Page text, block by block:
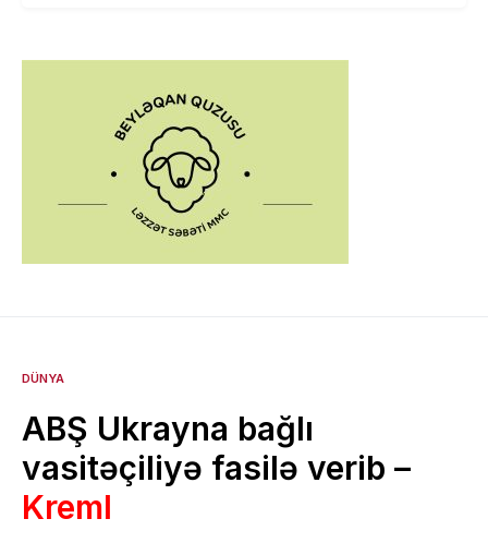
DÜNYA
ABŞ Ukrayna bağlı
vasitəçiliyə fasilə verib –
Kreml